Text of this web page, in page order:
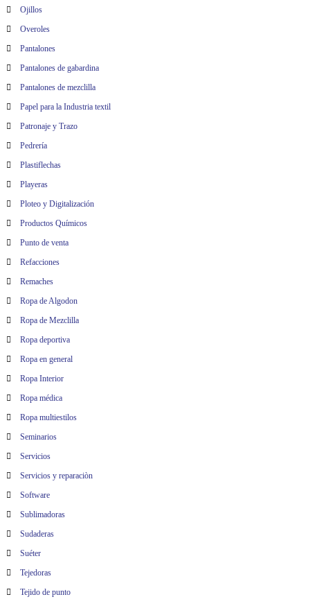
Ojillos
Overoles
Pantalones
Pantalones de gabardina
Pantalones de mezclilla
Papel para la Industria textil
Patronaje y Trazo
Pedrería
Plastiflechas
Playeras
Ploteo y Digitalización
Productos Químicos
Punto de venta
Refacciones
Remaches
Ropa de Algodon
Ropa de Mezclilla
Ropa deportiva
Ropa en general
Ropa Interior
Ropa médica
Ropa multiestilos
Seminarios
Servicios
Servicios y reparaciòn
Software
Sublimadoras
Sudaderas
Suéter
Tejedoras
Tejido de punto